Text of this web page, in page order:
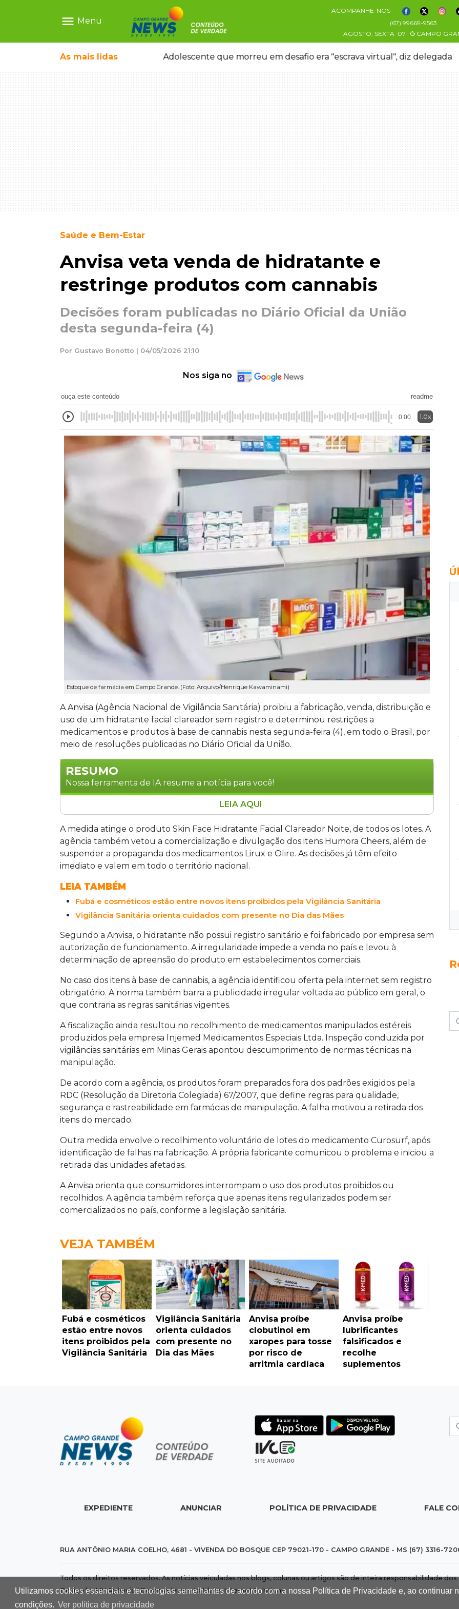
Utilizamos cookies essenciais e tecnologias semelhantes de acordo com a nossa Política de Privacidade e, ao continuar
condições. Ver política de privacidade
menu Menu
ACOMPANHE-NOS
(67) 99669-9563
AGOSTO, SEXTA 07 CAMPO
As mais lidas
temporal no interior Adolescente que morreu em desafio era "escrava virtual", diz delegada
Saúde e Bem-Estar
Anvisa veta venda de hidratante e
restringe produtos com cannabis
Decisões foram publicadas no Diário Oficial da União
desta segunda-feira (4)
Por Gustavo Bonotto | 04/05/2026 21:10
Nos siga no
ouça este conteúdo readme
0:00 1.0x
Estoque de farmácia em Campo Grande. (Foto: Arquivo/Henrique Kawaminami)
A Anvisa (Agência Nacional de Vigilância Sanitária) proibiu a fabricação, venda, distribuição e
uso de um hidratante facial clareador sem registro e determinou restrições a
medicamentos e produtos à base de cannabis nesta segunda-feira (4), em todo o Brasil, por
meio de resoluções publicadas no Diário Oficial da União.
RESUMO
Nossa ferramenta de IA resume a notícia para você!
A Anvisa proibiu a fabricação, venda e uso do hidratante Skin Face Clareador Noite,
sem registro sanitário, e restringiu produtos à base de cannabis comercializados
ilegalmente pela internet. A agência também suspendeu propagandas dos
medicamentos Lirux e Olire e determinou o recolhimento de manipulados estéreis da
Injemed e de lotes do Curosurf. As medidas foram publicadas no Diário Oficial e têm
LEIA AQUI
A medida atinge o produto Skin Face Hidratante Facial Clareador Noite, de todos os lotes. A
agência também vetou a comercialização e divulgação dos itens Humora Cheers, além de
suspender a propaganda dos medicamentos Lirux e Olire. As decisões já têm efeito
imediato e valem em todo o território nacional.
LEIA TAMBÉM
Fubá e cosméticos estão entre novos itens proibidos pela Vigilância Sanitária
Vigilância Sanitária orienta cuidados com presente no Dia das Mães
Segundo a Anvisa, o hidratante não possui registro sanitário e foi fabricado por empresa sem
autorização de funcionamento. A irregularidade impede a venda no país e levou à
determinação de apreensão do produto em estabelecimentos comerciais.
No caso dos itens à base de cannabis, a agência identificou oferta pela internet sem registro
obrigatório. A norma também barra a publicidade irregular voltada ao público em geral, o
que contraria as regras sanitárias vigentes.
A fiscalização ainda resultou no recolhimento de medicamentos manipulados estéreis
produzidos pela empresa Injemed Medicamentos Especiais Ltda. Inspeção conduzida por
vigilâncias sanitárias em Minas Gerais apontou descumprimento de normas técnicas na
manipulação.
De acordo com a agência, os produtos foram preparados fora dos padrões exigidos pela
RDC (Resolução da Diretoria Colegiada) 67/2007, que define regras para qualidade,
segurança e rastreabilidade em farmácias de manipulação. A falha motivou a retirada dos
itens do mercado.
Outra medida envolve o recolhimento voluntário de lotes do medicamento Curosurf, após
identificação de falhas na fabricação. A própria fabricante comunicou o problema e iniciou a
retirada das unidades afetadas.
A Anvisa orienta que consumidores interrompam o uso dos produtos proibidos ou
recolhidos. A agência também reforça que apenas itens regularizados podem ser
comercializados no país, conforme a legislação sanitária.
VEJA TAMBÉM
Fubá e cosméticos
estão entre novos
itens proibidos pela
Vigilância Sanitária
Vigilância Sanitária
orienta cuidados
com presente no
Dia das Mães
Anvisa proíbe
clobutinol em
xaropes para tosse
por risco de
arritmia cardíaca
Anvisa proíbe
lubrificantes
falsificados e
recolhe
suplementos
EXPEDIENTE ANUNCIAR POLÍTICA DE PRIVACIDADE FALE
RUA ANTÔNIO MARIA COELHO, 4681 - VIVENDA DO BOSQUE CEP 79021-170 - CAMPO GRANDE - MS (67) 3316-
Todos os direitos reservados. As notícias veiculadas nos blogs, colunas ou artigos são de inteira responsabilidade
Design by MV Agência | DesenvolvimentoIdalus Internet Solutions.